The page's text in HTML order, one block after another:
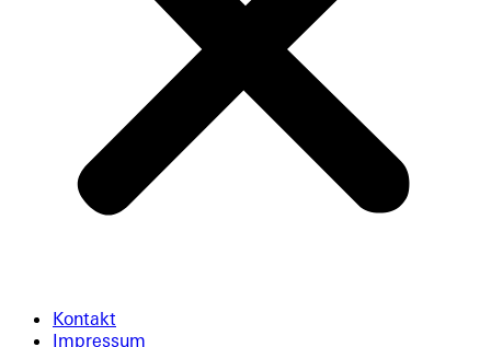
Kontakt
Impressum